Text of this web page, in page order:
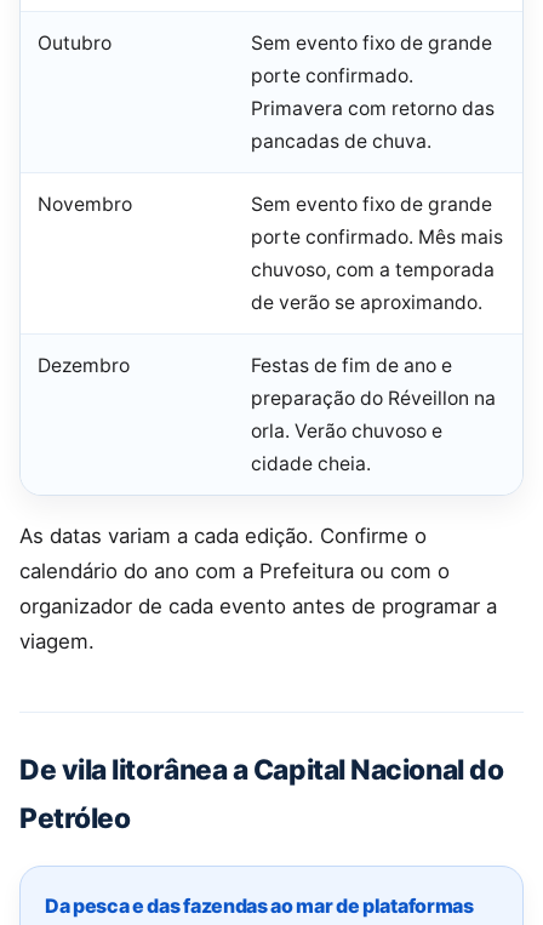
Outubro
Sem evento fixo de grande
porte confirmado.
Primavera com retorno das
pancadas de chuva.
Novembro
Sem evento fixo de grande
porte confirmado. Mês mais
chuvoso, com a temporada
de verão se aproximando.
Dezembro
Festas de fim de ano e
preparação do Réveillon na
orla. Verão chuvoso e
cidade cheia.
As datas variam a cada edição. Confirme o
calendário do ano com a Prefeitura ou com o
organizador de cada evento antes de programar a
viagem.
De vila litorânea a Capital Nacional do
Petróleo
Da pesca e das fazendas ao mar de plataformas